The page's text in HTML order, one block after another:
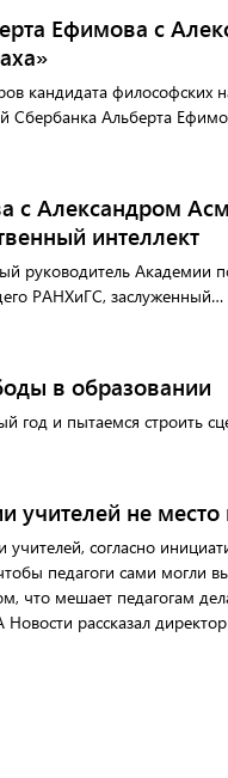
Ефимова с
кандидата философских
Сбербанка Альберта
с Александром
интеллект
руководитель Академии
РАНХиГС, заслуженный…
в образовании
год и пытаемся строить
не место
согласно
педагоги сами могли
что мешает педагогам
рассказал